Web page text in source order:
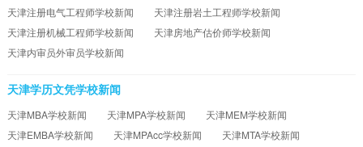
天津注册电气工程师学校新闻
天津注册岩土工程师学校新闻
天津注册机械工程师学校新闻
天津房地产估价师学校新闻
天津内审员外审员学校新闻
天津学历文凭学校新闻
天津MBA学校新闻 天津MPA学校新闻
天津MEM学校新闻
天津EMBA学校新闻
天津MPAcc学校新闻
天津MTA学校新闻